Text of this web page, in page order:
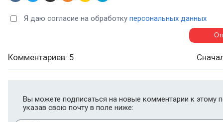
Я даю согласие на обработку персональных данных
Комментариев: 5
Вы можете подписаться на новые комментарии к этому
указав свою почту в поле ниже: